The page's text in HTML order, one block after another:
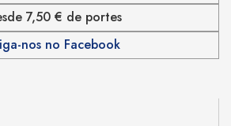
7,50 € de portes
nos no Facebook